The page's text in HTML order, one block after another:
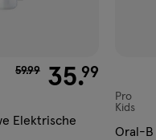
van € 59.99 voor € 35.99
59.99 35.99
Elektrische
Pro
Pro
Kids
Oral-B